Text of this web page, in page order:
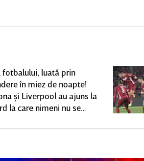
fotbalului, luată prin
în miez de noapte!
şi Liverpool au ajuns la
la care nimeni nu se